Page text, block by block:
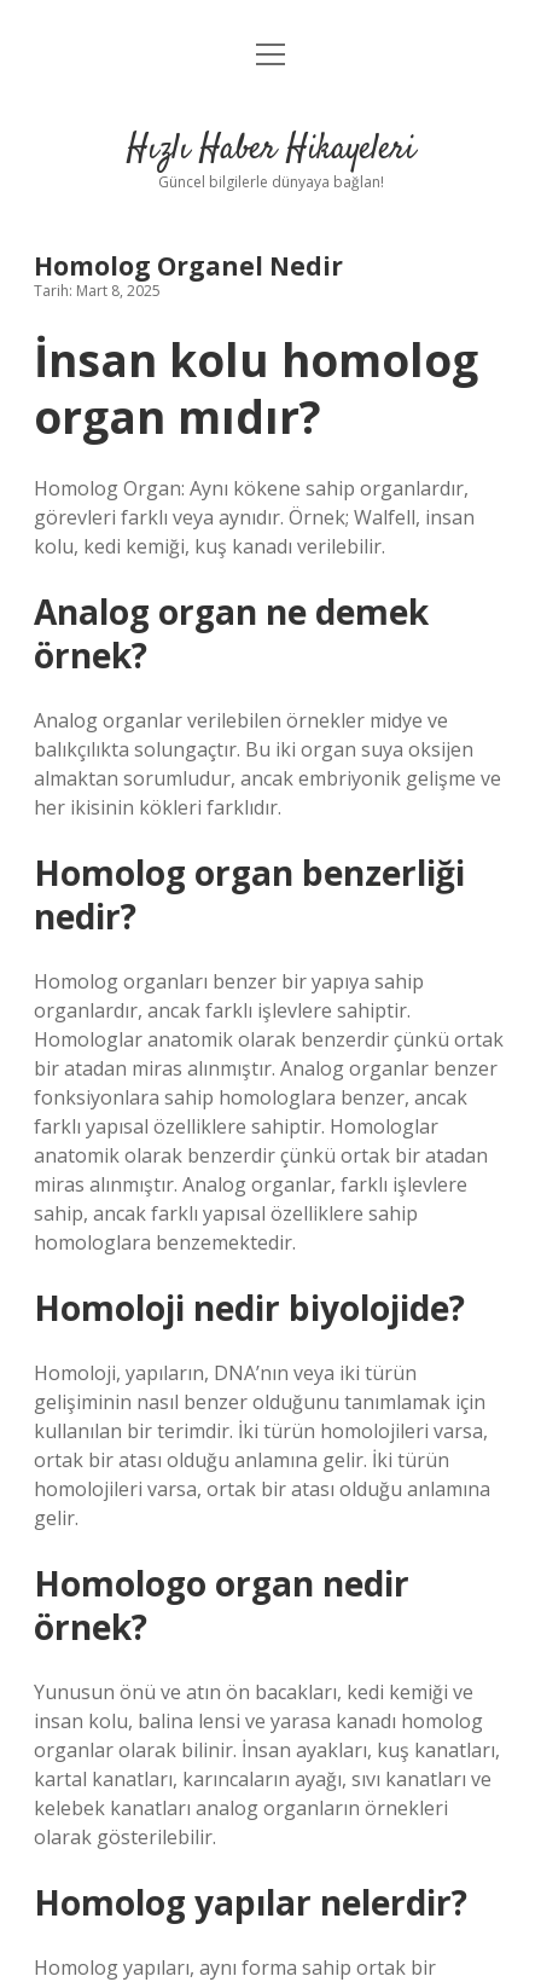
Anasayfa
Yasal Uyarı
menüyü
Hızlı Haber Hikayeleri
Güncel bilgilerle dünyaya bağlan!
Homolog Organel Nedir
Tarih: Mart 8, 2025
İnsan kolu homolog
organ mıdır?
Homolog Organ: Aynı kökene sahip organlardır,
görevleri farklı veya aynıdır. Örnek; Walfell, insan
kolu, kedi kemiği, kuş kanadı verilebilir.
Analog organ ne demek
örnek?
Analog organlar verilebilen örnekler midye ve
balıkçılıkta solungaçtır. Bu iki organ suya oksijen
almaktan sorumludur, ancak embriyonik gelişme ve
her ikisinin kökleri farklıdır.
Homolog organ benzerliği
nedir?
Homolog organları benzer bir yapıya sahip
organlardır, ancak farklı işlevlere sahiptir.
Homologlar anatomik olarak benzerdir çünkü ortak
bir atadan miras alınmıştır. Analog organlar benzer
fonksiyonlara sahip homologlara benzer, ancak
farklı yapısal özelliklere sahiptir. Homologlar
anatomik olarak benzerdir çünkü ortak bir atadan
miras alınmıştır. Analog organlar, farklı işlevlere
sahip, ancak farklı yapısal özelliklere sahip
homologlara benzemektedir.
Homoloji nedir biyolojide?
Homoloji, yapıların, DNA’nın veya iki türün
gelişiminin nasıl benzer olduğunu tanımlamak için
kullanılan bir terimdir. İki türün homolojileri varsa,
ortak bir atası olduğu anlamına gelir. İki türün
homolojileri varsa, ortak bir atası olduğu anlamına
gelir.
Homologo organ nedir
örnek?
Yunusun önü ve atın ön bacakları, kedi kemiği ve
insan kolu, balina lensi ve yarasa kanadı homolog
organlar olarak bilinir. İnsan ayakları, kuş kanatları,
kartal kanatları, karıncaların ayağı, sıvı kanatları ve
kelebek kanatları analog organların örnekleri
olarak gösterilebilir.
Homolog yapılar nelerdir?
Homolog yapıları, aynı forma sahip ortak bir